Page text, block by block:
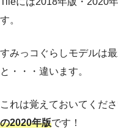
す。
すみっコぐらしモデルは
と・・・違います。
これは覚えておいてくださ
の2020年版です！